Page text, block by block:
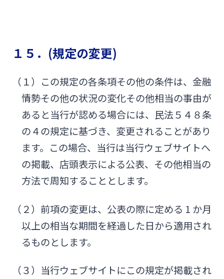
１５．(規定の変更)
（１）この規定の各条項その他の条件は、金融
情勢その他の状況の変化その他相当の事由が
あると当行が認める場合には、民法５４８条
の４の規定に基づき、変更されることがあり
ます。この場合、当行は当行ウェブサイトへ
の掲載、店頭表示による公表、その他相当の
方法で周知することとします。
（２）前項の変更は、公表の際に定める 1 か月
以上の相当な期間を経過した日から適用され
るものとします。
（３）当行ウェブサイトにこの規定が掲載され